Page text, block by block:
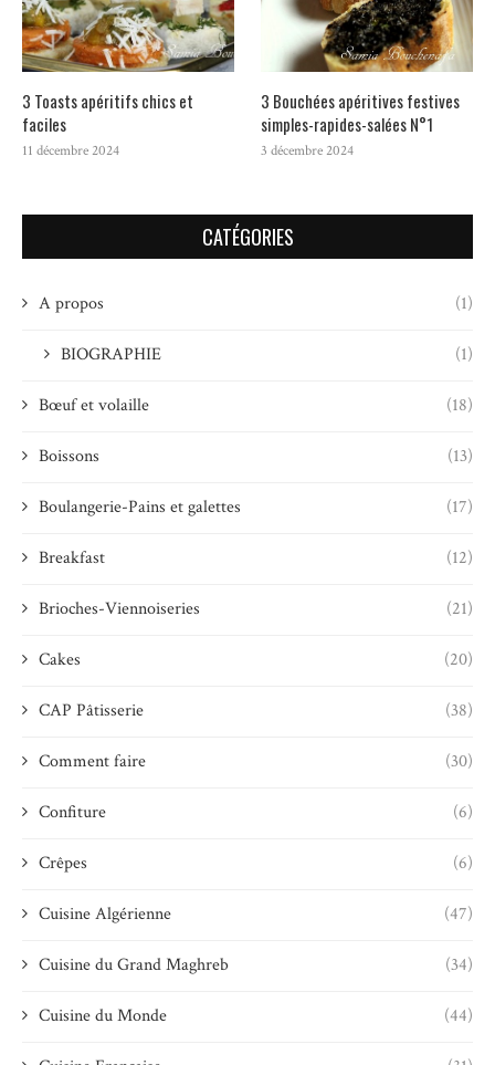
3 Toasts apéritifs chics et
faciles
11 décembre 2024
3 Bouchées apéritives festives
simples-rapides-salées N°1
3 décembre 2024
CATÉGORIES
A propos (1)
BIOGRAPHIE (1)
Bœuf et volaille (18)
Boissons (13)
Boulangerie-Pains et galettes (17)
Breakfast (12)
Brioches-Viennoiseries (21)
Cakes (20)
CAP Pâtisserie (38)
Comment faire (30)
Confiture (6)
Crêpes (6)
Cuisine Algérienne (47)
Cuisine du Grand Maghreb (34)
Cuisine du Monde (44)